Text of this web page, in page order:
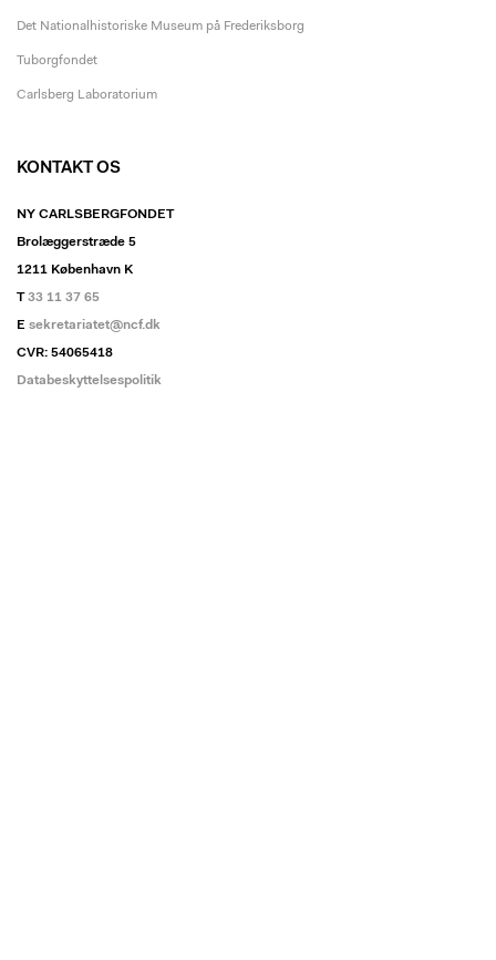
Det Nationalhistoriske Museum på Frederiksborg
Tuborgfondet
Carlsberg Laboratorium
KONTAKT OS
NY CARLSBERGFONDET
Brolæggerstræde 5
1211 København K
T33 11 37 65
E sekretariatet@ncf.dk
CVR: 54065418
Databeskyttelsespolitik